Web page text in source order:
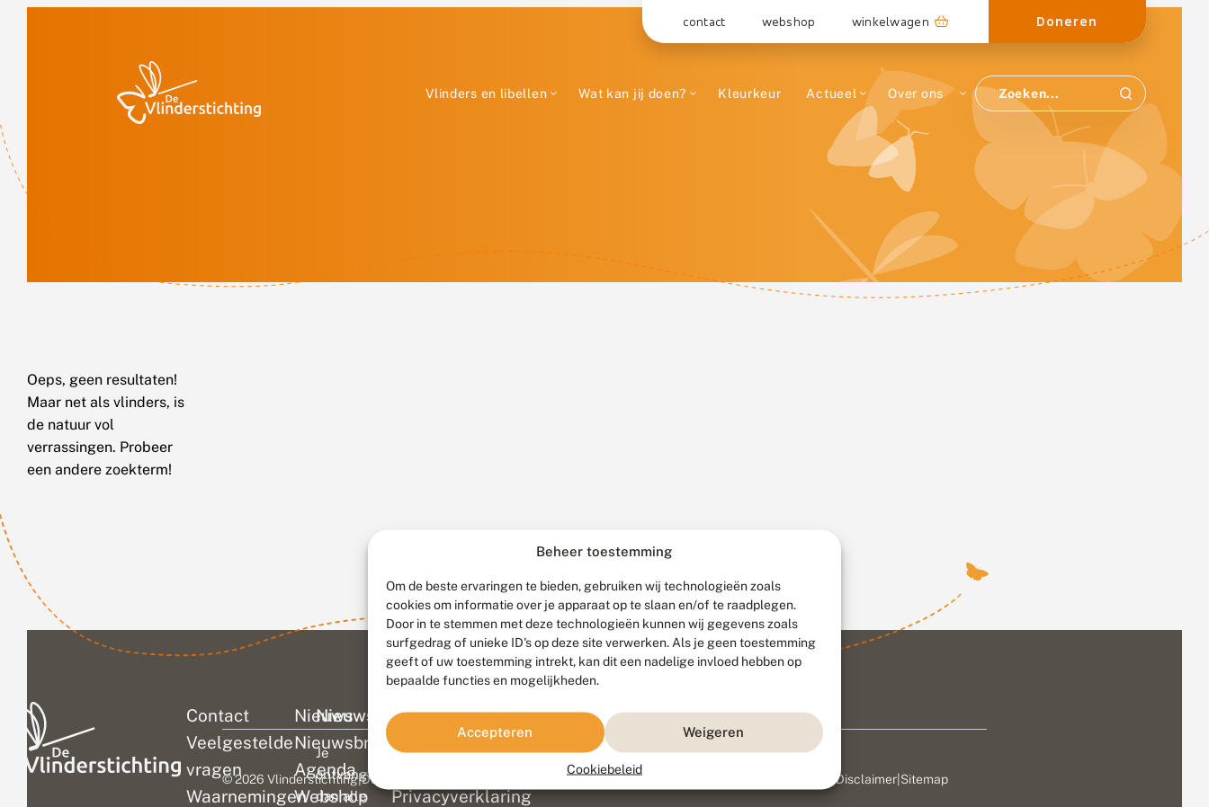
Beheer toestemming
Om de beste ervaringen te bieden, gebruiken wij technologieën zoals
cookies om informatie over je apparaat op te slaan en/of te raadplegen.
Door in te stemmen met deze technologieën kunnen wij gegevens zoals
surfgedrag of unieke ID's op deze site verwerken. Als je geen toestemming
geeft of uw toestemming intrekt, kan dit een nadelige invloed hebben op
bepaalde functies en mogelijkheden.
Accepteren Weigeren
Cookiebeleid
contact webshop winkelwagen Doneren
Vlinders en libellen Wat kan jij doen? Kleurkeur Actueel Over ons
Oeps, geen resultaten!
Maar net als vlinders, is
de natuur vol
verrassingen. Probeer
een andere zoekterm!
Contact
Veelgestelde
vragen
Waarnemingen
Nieuws
Nieuwsbrief
Agenda
Webshop
Colofon
Disclaimer
Privacyverklaring
Nieuwsbrief
Je
ontvangt
dan alle
© 2026 Vlinderstichting|Duurzaam ontwikkeld door Go2People, ontworpen door Disclaimer Sitemap